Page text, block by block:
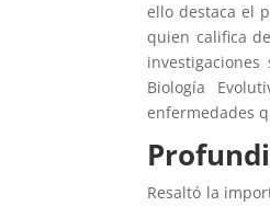
ello destaca el
quien califica
Biología
enfermedades
Resaltó la